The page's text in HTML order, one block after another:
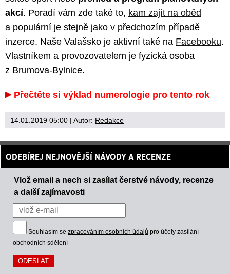
akcí. Poradí vám zde také to, kam zajít na oběd
a populární je stejně jako v předchozím případě
inzerce. Naše Valašsko je aktivní také na Facebooku.
Vlastníkem a provozovatelem je fyzická osoba
z Brumova-Bylnice.
Přečtěte si výklad numerologie pro tento rok
14.01.2019 05:00 | Autor: Redakce
ODEBÍREJ NEJNOVĚJŠÍ NÁVODY A RECENZE
Vlož email a nech si zasílat čerstvé návody, recenze
a další zajímavosti
Souhlasím se zpracováním osobních údajů pro účely zasílání
obchodních sdělení